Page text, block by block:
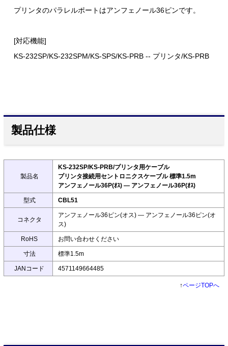
プリンタのパラレルポートはアンフェノール36ピンです。
[対応機能]
KS-232SP/KS-232SPM/KS-SPS/KS-PRB -- プリンタ/KS-PRB
製品仕様
製品名
KS-232SP/KS-PRB/プリンタ用ケーブル
プリンタ接続用セントロニクスケーブル 標準1.5m
アンフェノール36P(ｵｽ) ― アンフェノール36P(ｵｽ)
型式 CBL51
コネクタ
アンフェノール36ピン(オス) ― アンフェノール36ピン(オ
ス)
RoHS お問い合わせください
寸法 標準1.5m
JANコード 4571149664485
↑ページTOPへ